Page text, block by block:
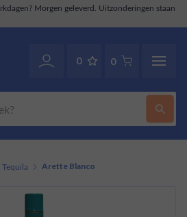
Morgen geleverd. Uitzonderingen staan
0 0
Tequila Arette Blanco